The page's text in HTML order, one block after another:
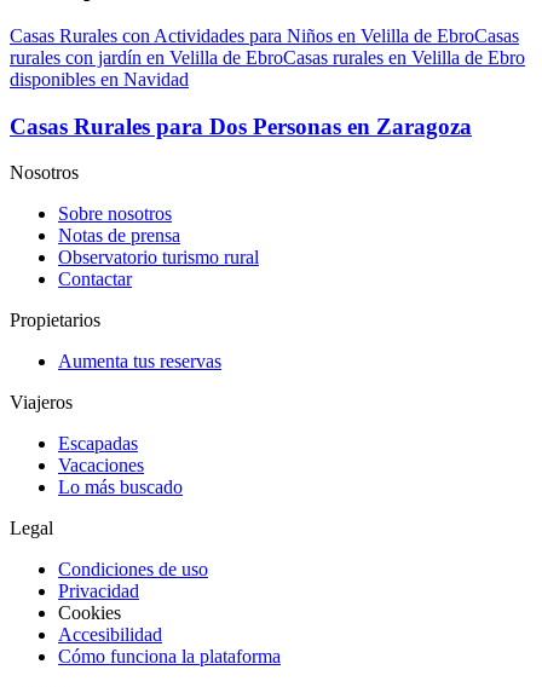
Casas Rurales con Actividades para Niños en Velilla de EbroCasas
rurales con jardín en Velilla de EbroCasas rurales en Velilla de Ebro
disponibles en Navidad
Casas Rurales para Dos Personas en Zaragoza
Nosotros
Sobre nosotros
Notas de prensa
Observatorio turismo rural
Contactar
Propietarios
Aumenta tus reservas
Viajeros
Escapadas
Vacaciones
Lo más buscado
Legal
Condiciones de uso
Privacidad
Cookies
Accesibilidad
Cómo funciona la plataforma